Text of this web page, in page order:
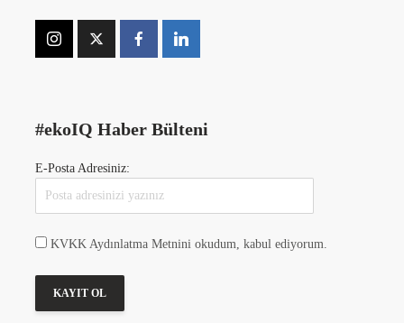
#ekoIQ Haber Bülteni
E-Posta Adresiniz:
KVKK Aydınlatma Metnini okudum, kabul ediyorum.